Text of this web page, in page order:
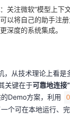
：关注微软“模型上下
以将自己的助手注
深度的系统集成。
，从技术理论上看是
关键在于可靠地连接
Demo方案，利用
个可在本地运行、